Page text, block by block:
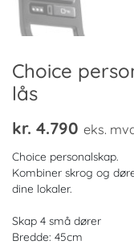
Choice
lås
kr. 4.790 eks.
Choice personalskap.
Kombiner skrog og
dine lokaler.
Skap 4 små dører
Bredde: 45cm